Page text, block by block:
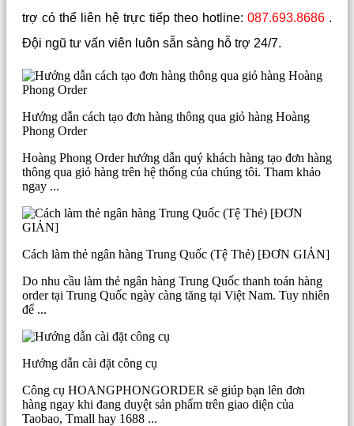
trợ có thể liên hệ trực tiếp theo hotline: 087.693.8686 .
Đội ngũ tư vấn viên luôn sẵn sàng hỗ trợ 24/7.
Hướng dẫn cách tạo đơn hàng thông qua giỏ hàng Hoàng
Phong Order
Hoàng Phong Order hướng dẫn quý khách hàng tạo đơn hàng
thông qua giỏ hàng trên hệ thống của chúng tôi. Tham khảo
ngay ...
Cách làm thẻ ngân hàng Trung Quốc (Tệ Thẻ) [ĐƠN GIẢN]
Do nhu cầu làm thẻ ngân hàng Trung Quốc thanh toán hàng
order tại Trung Quốc ngày càng tăng tại Việt Nam. Tuy nhiên
để ...
Hướng dẫn cài đặt công cụ
Công cụ HOANGPHONGORDER sẽ giúp bạn lên đơn
hàng ngay khi đang duyệt sản phẩm trên giao diện của
Taobao, Tmall hay 1688 ...